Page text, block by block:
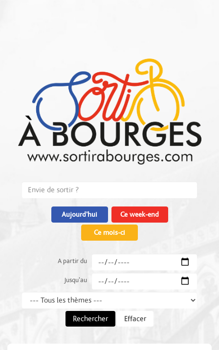
Aujourd'hui Ce week-end
Ce mois-ci
A partir du
Jusqu'au
Rechercher Effacer